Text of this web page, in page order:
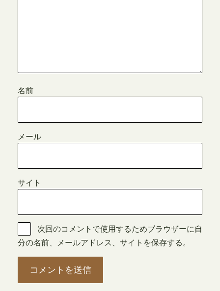
名前
メール
サイト
次回のコメントで使用するためブラウザーに自
分の名前、メールアドレス、サイトを保存する。